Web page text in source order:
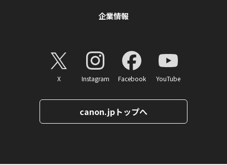
企業情報
X Instagram Facebook YouTube
canon.jpトップへ